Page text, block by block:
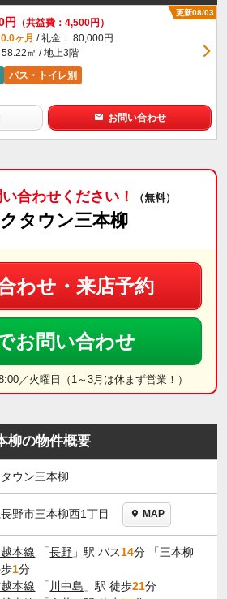
更新08/03
円
（共益費：4,500円）
0.0ヶ月 / 礼金： 80,000円
㎡ / 地上3階
バス・トイレ別
お問い合わせ
合わせください！ （無料）
タウン三本柳
わせ・来店予約
お問い合わせ
／火曜日（1～3月は休まず営業！）
柳の物件概要
ウン三本柳
長野市三本柳西1丁目 MAP
越本線 「長野 」駅 バス14分 「三本柳
1分
越本線 「 川中島 」駅 徒歩21分